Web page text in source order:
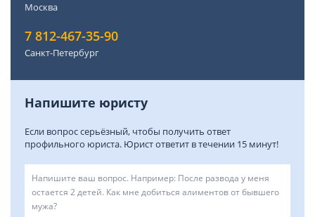
Москва
7 812-467-35-90
Санкт-Петербург
Напишите юристу
Если вопрос серьёзный, чтобы получить ответ
профильного юриста. Юрист ответит в течении 15 минут!